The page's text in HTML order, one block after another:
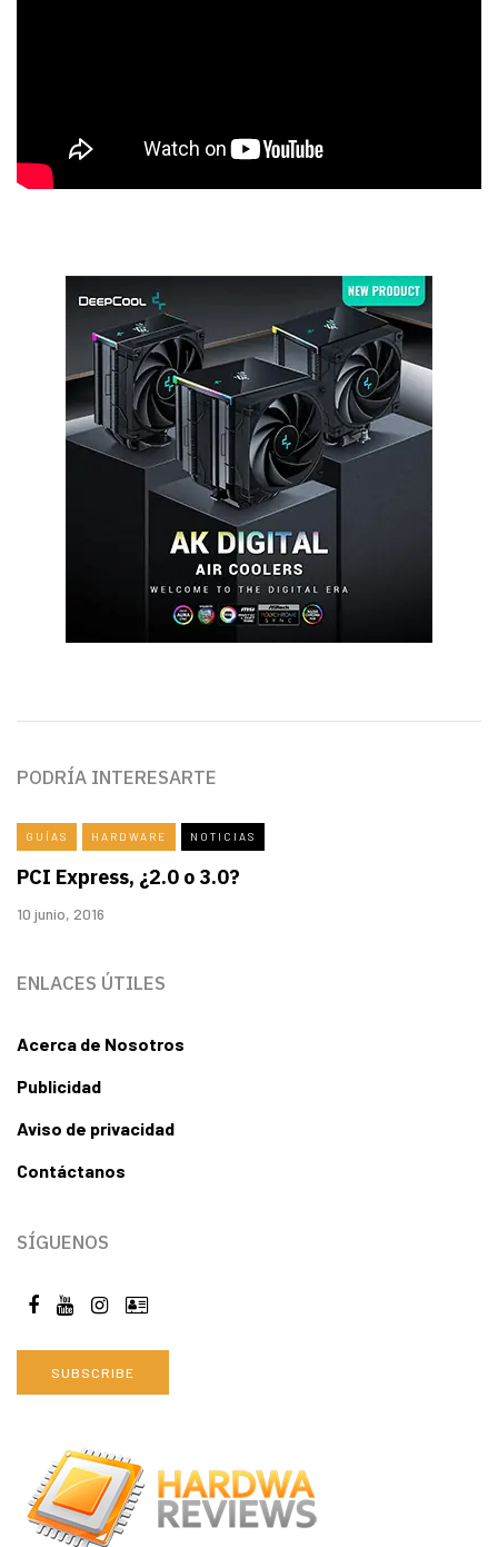
PODRÍA INTERESARTE
GUÍAS HARDWARE NOTICIAS
PCI Express, ¿2.0 o 3.0?
10 junio, 2016
ENLACES ÚTILES
Acerca de Nosotros
Publicidad
Aviso de privacidad
Contáctanos
SÍGUENOS
SUBSCRIBE